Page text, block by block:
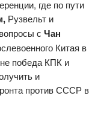
где по пути
Рузвельт и
сЧан
Китая в
победа КПК и
и
против СССР в